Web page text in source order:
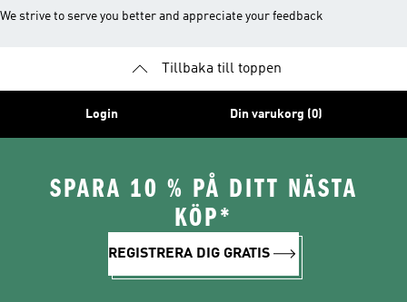
We strive to serve you better and appreciate your feedback
Tillbaka till toppen
Login Din varukorg (0)
SPARA 10 % PÅ DITT NÄSTA
KÖP*
REGISTRERA DIG GRATIS